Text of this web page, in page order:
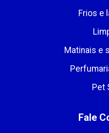
Frios e
Matinais e
Pet
Fale